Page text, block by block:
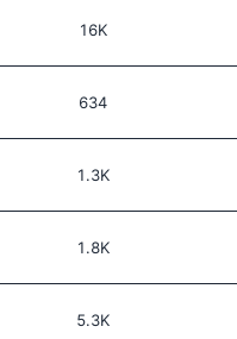
16K
634
1.3K
1.8K
5.3K